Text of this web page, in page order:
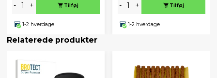
- + Tilføj
1-2 hverdage
- + Tilføj
1-2 hverdage
Relaterede produkter